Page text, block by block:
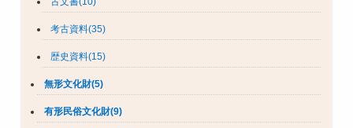
考古資料(35)
歴史資料(15)
無形文化財(5)
有形民俗文化財(9)